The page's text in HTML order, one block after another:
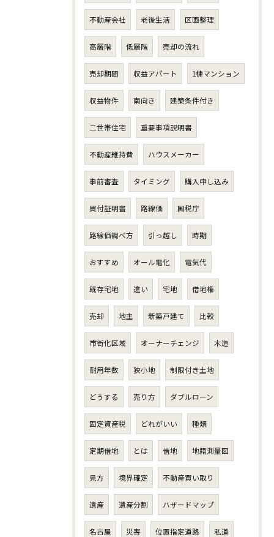
不動産会社 老後生活 区画整理
高層階 低層階 売却の流れ
売却期間 収益アパート 1棟マンション
収益物件 南向き 建築条件付き
二世帯住宅 重要事項説明書
不動産維持費 ハウスメーカー
事前審査 タイミング 購入申し込み
買付証明書 路線価 国税庁
路線価調べ方 引っ越し 時期
おすすめ オール電化 電気代
既存宅地 違い 宅地 借地権
売却 地主 新築戸建て 比較
市街化区域 オーナーチェンジ 木造
耐用年数 狭小地 制限付き土地
どうする 売り方 ダブルローン
固定資産税 どれがいい 種類
定期借地 とは 借地 地籍測量図
見方 境界確定 不動産買い取り
遺産 遺産分割 ハザードマップ
名古屋 災害 位置指定道路 私道